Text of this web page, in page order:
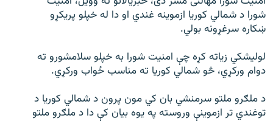
اړیکه
Azadi English
راسره ملګري شئ
شورا د شمالي کوریا ازموینه غندي او دا له خپلو پریکړو
ښکاره سرغړونه بولي.
لولیشکي زیاته کړه چې امنیت شورا به خپلو سلامشورو ته
دوام ورکړي، څو شمالي کوریا ته مناسب ځواب ورکړي.
د ملګرو ملتو سرمنشي بان کي مون پرون د شمالي کوریا د
توغندي تر ازموینې وروسته په یوه بیان کې دا د ملګرو ملتو